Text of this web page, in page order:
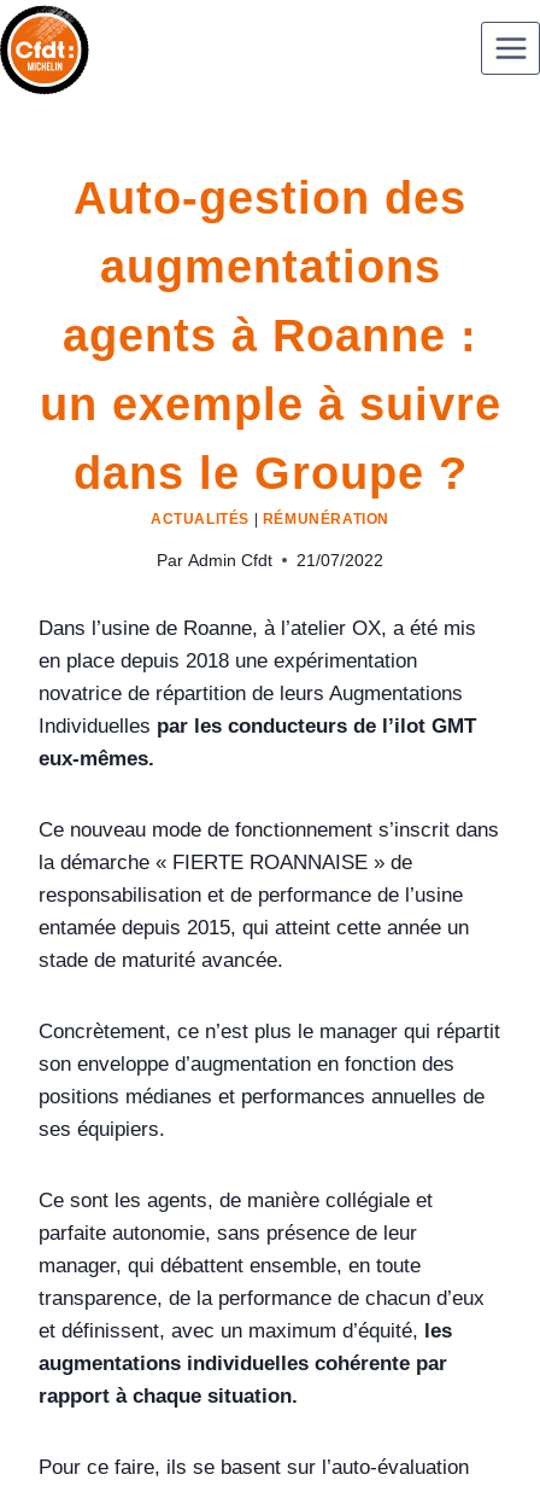
Auto-gestion des
augmentations
agents à Roanne :
un exemple à suivre
dans le Groupe ?
ACTUALITÉS RÉMUNÉRATION
Par Admin Cfdt 21/07/2022
Dans l’usine de Roanne, à l’atelier OX, a été mis
en place depuis 2018 une expérimentation
novatrice de répartition de leurs Augmentations
Individuelles par les conducteurs de l’ilot GMT
eux-mêmes.
Ce nouveau mode de fonctionnement s’inscrit dans
la démarche « FIERTE ROANNAISE » de
responsabilisation et de performance de l’usine
entamée depuis 2015, qui atteint cette année un
stade de maturité avancée.
Concrètement, ce n’est plus le manager qui répartit
son enveloppe d’augmentation en fonction des
positions médianes et performances annuelles de
ses équipiers.
Ce sont les agents, de manière collégiale et
parfaite autonomie, sans présence de leur
manager, qui débattent ensemble, en toute
transparence, de la performance de chacun d’eux
et définissent, avec un maximum d’équité, les
augmentations individuelles cohérente par
rapport à chaque situation.
Pour ce faire, ils se basent sur l’auto-évaluation